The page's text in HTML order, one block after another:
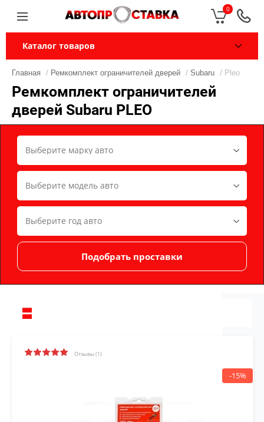
0
Каталог товаров
Главная / Ремкомплект ограничителей дверей / Subaru / Pleo
Ремкомплект ограничителей
дверей Subaru PLEO
Отзывы (1)
-15%